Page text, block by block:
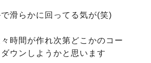
滑らかに回ってる気が(笑)
時間が作れ次第どこかのコー
ウンしようかと思います